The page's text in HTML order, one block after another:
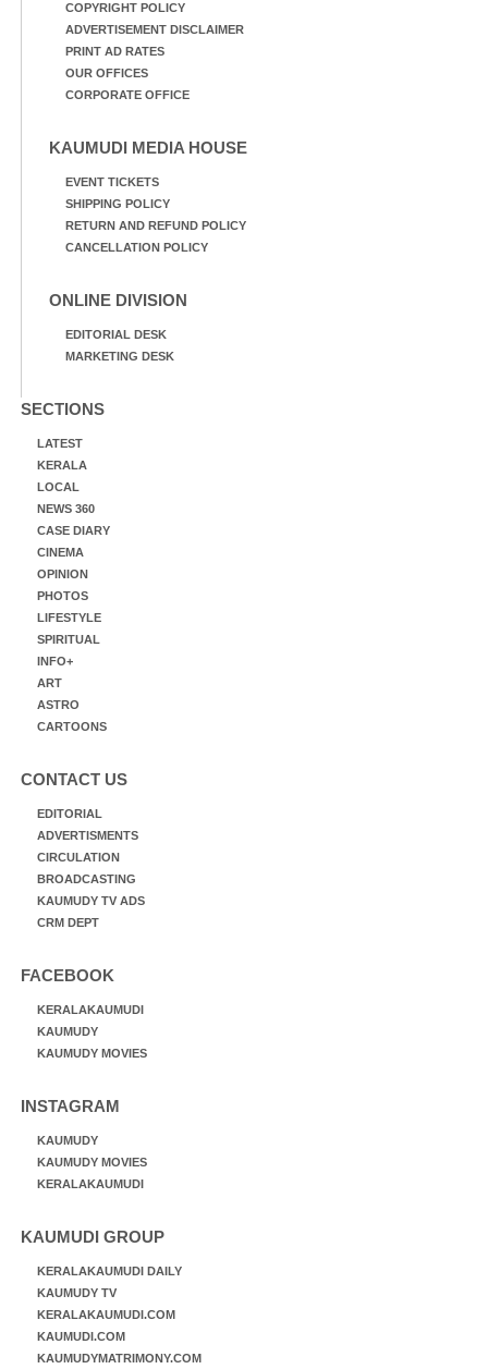
COPYRIGHT POLICY
ADVERTISEMENT DISCLAIMER
PRINT AD RATES
OUR OFFICES
CORPORATE OFFICE
KAUMUDI MEDIA HOUSE
EVENT TICKETS
SHIPPING POLICY
RETURN AND REFUND POLICY
CANCELLATION POLICY
ONLINE DIVISION
EDITORIAL DESK
MARKETING DESK
SECTIONS
LATEST
KERALA
LOCAL
NEWS 360
CASE DIARY
CINEMA
OPINION
PHOTOS
LIFESTYLE
SPIRITUAL
INFO+
ART
ASTRO
CARTOONS
CONTACT US
EDITORIAL
ADVERTISMENTS
CIRCULATION
BROADCASTING
KAUMUDY TV ADS
CRM DEPT
FACEBOOK
KERALAKAUMUDI
KAUMUDY
KAUMUDY MOVIES
INSTAGRAM
KAUMUDY
KAUMUDY MOVIES
KERALAKAUMUDI
KAUMUDI GROUP
KERALAKAUMUDI DAILY
KAUMUDY TV
KERALAKAUMUDI.COM
KAUMUDI.COM
KAUMUDYMATRIMONY.COM